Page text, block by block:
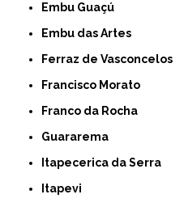
Embu Guaçú
Embu das Artes
Ferraz de Vasconcelos
Francisco Morato
Franco da Rocha
Guararema
Itapecerica da Serra
Itapevi